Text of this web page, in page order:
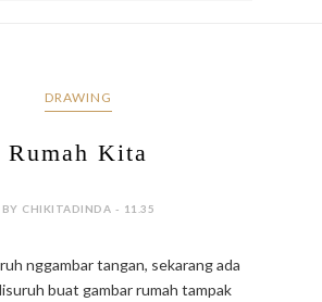
DRAWING
Rumah Kita
BY CHIKITADINDA - 11.35
nggambar tangan, sekarang ada
buat gambar rumah tampak